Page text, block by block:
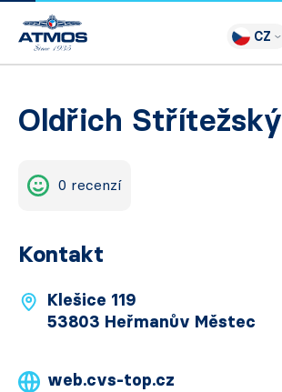
CZ
Oldřich Střítežský
0 recenzí
Kontakt
Klešice 119
53803 Heřmanův Městec
web.cvs-top.cz